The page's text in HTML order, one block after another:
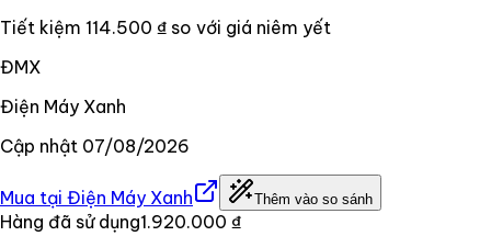
Tiết kiệm 114.500 ₫ so với giá niêm yết
ĐMX
Điện Máy Xanh
Cập nhật 07/08/2026
Mua tại Điện Máy Xanh Thêm vào so sánh
Hàng đã sử dụng1.920.000 ₫